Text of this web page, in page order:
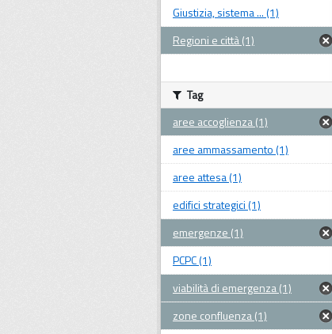
Giustizia, sistema ... (1)
Regioni e città (1)
Tag
aree accoglienza (1)
aree ammassamento (1)
aree attesa (1)
edifici strategici (1)
emergenze (1)
PCPC (1)
viabilità di emergenza (1)
zone confluenza (1)